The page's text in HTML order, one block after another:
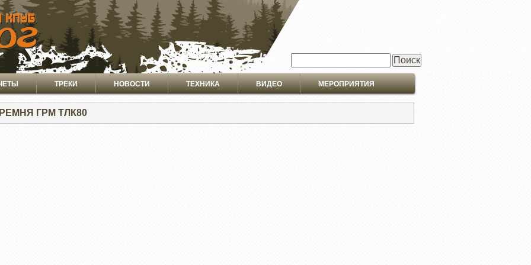
ТРЕКИ НОВОСТИ ТЕХНИКА ВИДЕО МЕРОПРИЯТИЯ
ГРМ ТЛК80